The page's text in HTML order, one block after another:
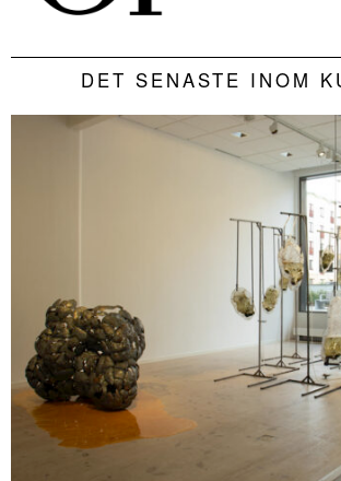
DET SENASTE INOM